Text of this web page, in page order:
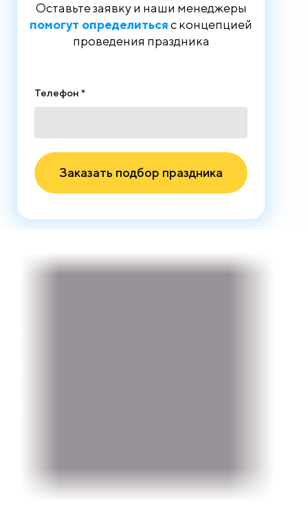
Оставьте заявку и наши менеджеры
помогут определитьсяс концепцией
проведения праздника
Телефон *
Заказать подбор праздника